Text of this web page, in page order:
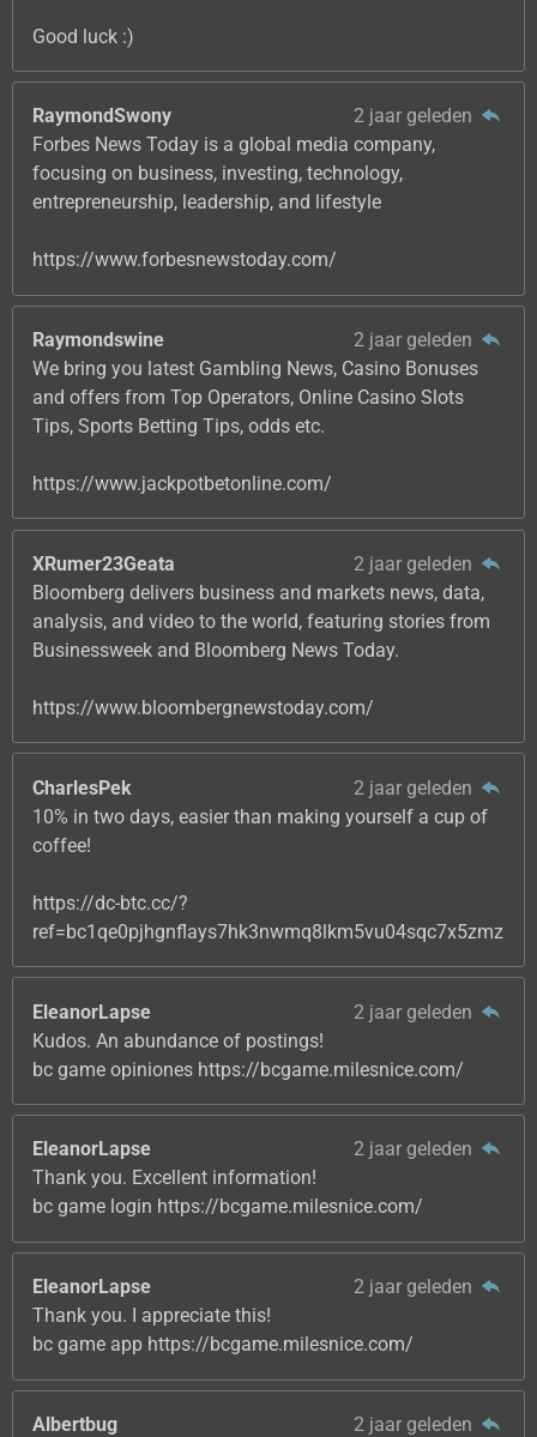
Good luck :)
RaymondSwony
2 jaar geleden
Forbes News Today is a global media company,
focusing on business, investing, technology,
entrepreneurship, leadership, and lifestyle
https://www.forbesnewstoday.com/
Raymondswine
2 jaar geleden
We bring you latest Gambling News, Casino Bonuses
and offers from Top Operators, Online Casino Slots
Tips, Sports Betting Tips, odds etc.
https://www.jackpotbetonline.com/
XRumer23Geata
2 jaar geleden
Bloomberg delivers business and markets news, data,
analysis, and video to the world, featuring stories from
Businessweek and Bloomberg News Today.
https://www.bloombergnewstoday.com/
CharlesPek
2 jaar geleden
10% in two days, easier than making yourself a cup of
coffee!
https://dc-btc.cc/?
ref=bc1qe0pjhgnflays7hk3nwmq8lkm5vu04sqc7x5zmz
EleanorLapse
2 jaar geleden
Kudos. An abundance of postings!
bc game opiniones https://bcgame.milesnice.com/
EleanorLapse
2 jaar geleden
Thank you. Excellent information!
bc game login https://bcgame.milesnice.com/
EleanorLapse
2 jaar geleden
Thank you. I appreciate this!
bc game app https://bcgame.milesnice.com/
Albertbug
2 jaar geleden